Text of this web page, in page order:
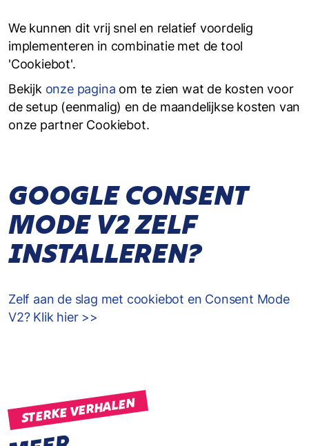
We kunnen dit vrij snel en relatief voordelig
implementeren in combinatie met de tool
'Cookiebot'.
Bekijk onze pagina om te zien wat de kosten voor
de setup (eenmalig) en de maandelijkse kosten van
onze partner Cookiebot.
GOOGLE CONSENT
MODE V2 ZELF
INSTALLEREN?
Zelf aan de slag met cookiebot en Consent Mode
V2? Klik hier >>
STERKE VERHALEN